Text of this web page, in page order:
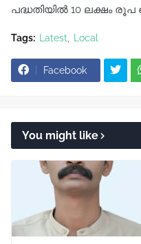
പദ്ധതിയിൽ 10 ലക്ഷം രൂപ
Tags: Latest Local
Facebook
You might like